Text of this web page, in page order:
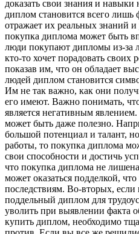
доказать свои знания и
диплом становится всего лишь
отражает их реальных знаний
покупка диплома может быть
люди покупают дипломы из-за
кто-то хочет порадовать своих
показав им, что он обладает
людей диплом становится
Им не так важно, как они
его имеют. Важно понимать,
является негативным
может быть даже полезно.
большой потенциал и талант,
работы, то покупка диплома
свои способности и достичь
что покупка диплома не
может оказаться подделкой,
последствиям. Во-вторых, если
поддельный диплом для
уволить при выявлении факта
купить диплом, необходимо